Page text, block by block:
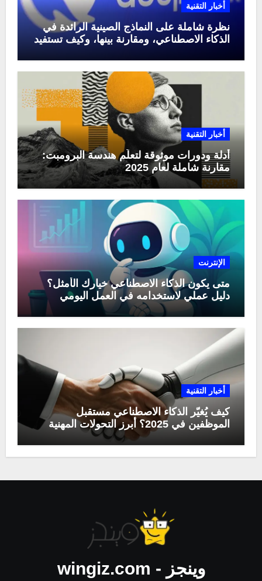
أخبار التقنية
نظرة شاملة على النماذج الصينية الرائدة في
الذكاء الاصطناعي، ومقارنة بينها، وكيف تستفيد
أخبار التقنية
أدلة ودورات موثوقة لتعلّم هندسة البرومبت:
مقارنة شاملة لعام 2025
الإنترنت
متى يكون الذكاء الاصطناعي خيارك الأمثل؟
دليل عملي لاستخدامه في العمل اليومي
أخبار التقنية
كيف يُغيّر الذكاء الاصطناعي مستقبل
الموظفين في 2025؟ أبرز التحولات المهنية
وينجز - wingiz.com